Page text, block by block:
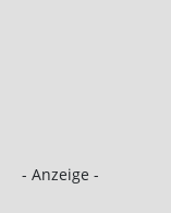
- Anzeige -